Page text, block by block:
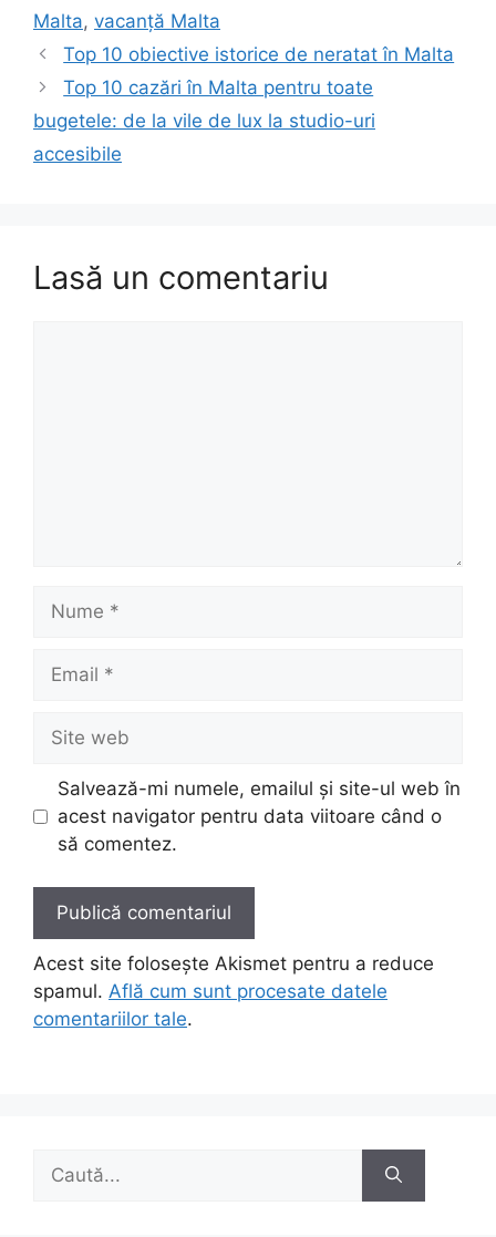
Malta, vacanță Malta
Top 10 obiective istorice de neratat în Malta
Top 10 cazări în Malta pentru toate
bugetele: de la vile de lux la studio-uri
accesibile
Lasă un comentariu
Nume
Email
Site
web
Salvează-mi numele, emailul și site-ul web în
acest navigator pentru data viitoare când o
să comentez.
Acest site folosește Akismet pentru a reduce
spamul. Află cum sunt procesate datele
comentariilor tale.
Caută